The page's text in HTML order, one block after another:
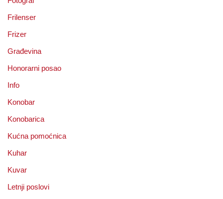
Frilenser
Frizer
Građevina
Honorarni posao
Info
Konobar
Konobarica
Kućna pomoćnica
Kuhar
Kuvar
Letnji poslovi